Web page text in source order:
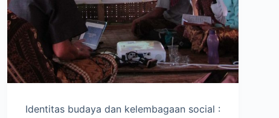
Identitas budaya dan kelembagaan social :